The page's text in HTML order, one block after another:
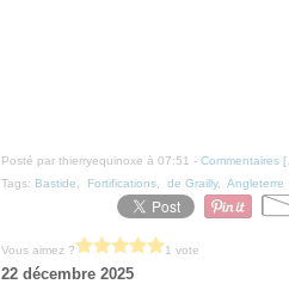
Posté par thierryequinoxe à 07:51 - Commentaires [
Tags: Bastide Fortifications de Grailly, Angleterre
Vous aimez ? 1 vote
22 décembre 2025